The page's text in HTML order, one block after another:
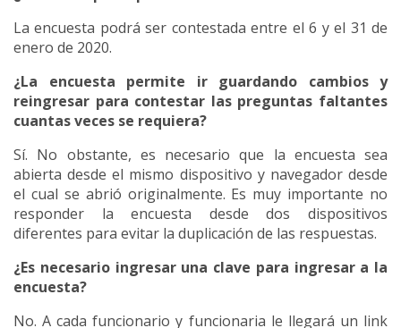
La encuesta podrá ser contestada entre el 6 y el 31 de
enero de 2020.
¿La encuesta permite ir guardando cambios y
reingresar para contestar las preguntas faltantes
cuantas veces se requiera?
Sí. No obstante, es necesario que la encuesta sea
abierta desde el mismo dispositivo y navegador desde
el cual se abrió originalmente. Es muy importante no
responder la encuesta desde dos dispositivos
diferentes para evitar la duplicación de las respuestas.
¿Es necesario ingresar una clave para ingresar a la
encuesta?
No. A cada funcionario y funcionaria le llegará un link